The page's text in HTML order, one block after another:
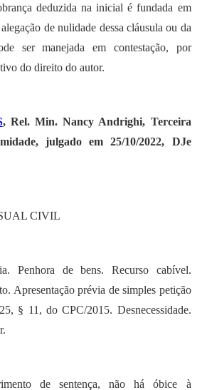
deduzida na inicial é fundada em
de nulidade dessa cláusula ou da
ser manejada em contestação, por
do direito do autor.
, Rel. Min. Nancy Andrighi, Terceira
julgado em 25/10/2022, DJe
CIVIL
Penhora de bens. Recurso cabível.
Apresentação prévia de simples petição
§ 11, do CPC/2015. Desnecessidade.
de sentença, não há óbice à